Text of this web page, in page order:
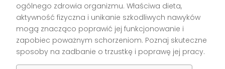
ogólnego zdrowia organizmu. Właściwa dieta,
aktywność fizyczna i unikanie szkodliwych nawyków
mogą znacząco poprawić jej funkcjonowanie i
zapobiec poważnym schorzeniom. Poznaj skuteczne
sposoby na zadbanie o trzustkę i poprawę jej pracy.